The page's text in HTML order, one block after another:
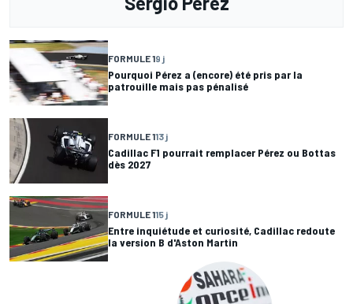
FORMULE 19 j
Pourquoi Pérez a (encore) été pris par la
patrouille mais pas pénalisé
FORMULE 113 j
Cadillac F1 pourrait remplacer Pérez ou Bottas
dès 2027
FORMULE 115 j
Entre inquiétude et curiosité, Cadillac redoute
la version B d'Aston Martin